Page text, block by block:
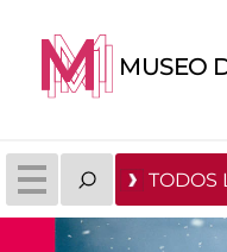
MUSEO
TODOS